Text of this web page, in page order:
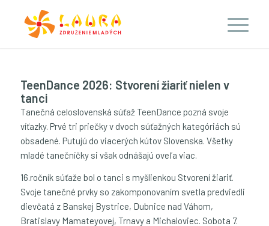
TeenDance 2026: Stvorení žiariť nielen v
tanci
Tanečná celoslovenská súťaž TeenDance pozná svoje
víťazky. Prvé tri priečky v dvoch súťažných kategóriách sú
obsadené. Putujú do viacerých kútov Slovenska. Všetky
mladé tanečníčky si však odnášajú oveľa viac.
16.ročník súťaže bol o tanci s myšlienkou Stvorení žiariť.
Svoje tanečné prvky so zakomponovaním svetla predviedli
dievčatá z Banskej Bystrice, Dubnice nad Váhom,
Bratislavy Mamateyovej, Trnavy a Michaloviec. Sobota 7.